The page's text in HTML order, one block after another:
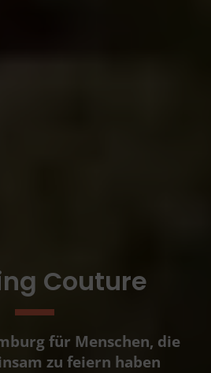
Couture
für Menschen, die
zu feiern haben